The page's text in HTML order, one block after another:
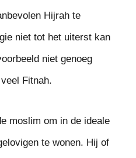
Hijrah te
niet tot het uiterst kan
niet genoeg
Fitnah.
moslim om in de ideale
te wonen. Hij of